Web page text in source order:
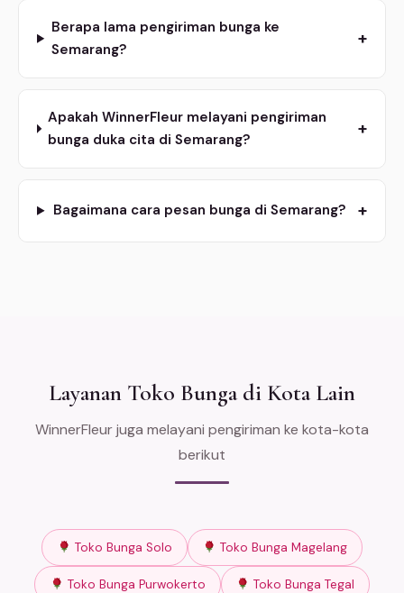
Berapa lama pengiriman bunga ke
Semarang?
+
Apakah WinnerFleur melayani pengiriman
bunga duka cita di Semarang?
+
Bagaimana cara pesan bunga di Semarang? +
Layanan Toko Bunga di Kota Lain
WinnerFleur juga melayani pengiriman ke kota-kota
berikut
Toko Bunga Solo Toko Bunga Magelang
Toko Bunga Purwokerto Toko Bunga Tegal